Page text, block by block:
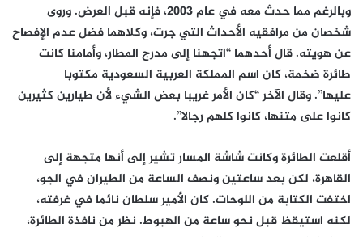
وبالرغم مما حدث معه في عام 2003، فإنه قبل العرض. وروى
شخصان من مرافقيه الأحداث التي جرت، وكلاهما فضل عدم الإفصاح
عن هويته. قال أحدهما “اتجهنا إلى مدرج المطار، وأمامنا كانت
طائرة ضخمة، كان اسم المملكة العربية السعودية مكتوبا
عليها”. وقال الآخر “كان الأمر غريبا بعض الشيء لأن طيارين كثيرين
كانوا على متنها، كانوا كلهم رجالا”.
أقلعت الطائرة وكانت شاشة المسار تشير إلى أنها متجهة إلى
القاهرة، لكن بعد ساعتين ونصف الساعة من الطيران في الجو،
اختفت الكتابة من اللوحات. كان الأمير سلطان نائما في غرفته،
لكنه استيقظ قبل نحو ساعة من الهبوط. نظر من نافذة الطائرة،